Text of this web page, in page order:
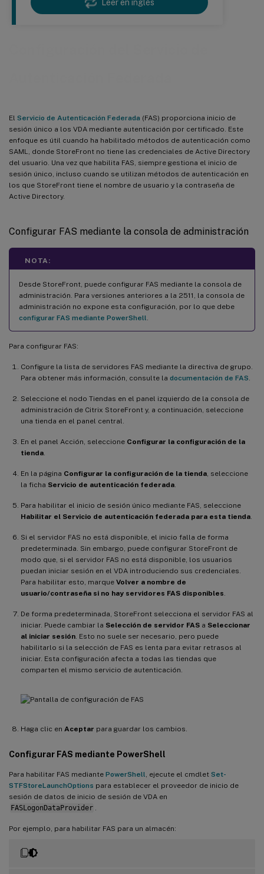
Leer en inglés
El Servicio de Autenticación Federada (FAS) proporciona inicio de
sesión único a los VDA mediante autenticación por certificado. Este
enfoque es útil cuando ha habilitado métodos de autenticación como
SAML, donde StoreFront no tiene las credenciales de Active Directory
del usuario. Una vez que habilita FAS, siempre gestiona el inicio de
sesión único, incluso cuando se utilizan métodos de autenticación en
los que StoreFront tiene el nombre de usuario y la contraseña de
Active Directory.
Configurar FAS mediante la consola de administración
NOTA:
Desde StoreFront, puede configurar FAS mediante la consola de
administración. Para versiones anteriores a la 2511, la consola de
administración no expone esta configuración, por lo que debe
configurar FAS mediante PowerShell
Para configurar FAS:
Configure la lista de servidores FAS mediante la directiva de grupo.
Para obtener más información, consulte la documentación de FAS
Seleccione el nodo Tiendas en el panel izquierdo de la consola de
administración de Citrix StoreFront y, a continuación, seleccione
una tienda en el panel central.
En el panel Acción, seleccione Configurar la configuración de la
tienda
En la página Configurar la configuración de la tienda , seleccione
la ficha Servicio de autenticación federada
Para habilitar el inicio de sesión único mediante FAS, seleccione
Habilitar el Servicio de autenticación federada para esta tienda
Si el servidor FAS no está disponible, el inicio falla de forma
predeterminada. Sin embargo, puede configurar StoreFront de
modo que, si el servidor FAS no está disponible, los usuarios
puedan iniciar sesión en el VDA introduciendo sus credenciales.
Para habilitar esto, marque Volver a nombre de
usuario/contraseña si no hay servidores FAS disponibles
De forma predeterminada, StoreFront selecciona el servidor FAS al
iniciar. Puede cambiar la Selección de servidor FAS a Seleccionar
al iniciar sesión . Esto no suele ser necesario, pero puede
habilitarlo si la selección de FAS es lenta para evitar retrasos al
iniciar. Esta configuración afecta a todas las tiendas que
comparten el mismo servicio de autenticación.
Haga clic en Aceptar para guardar los cambios.
Configurar FAS mediante PowerShell
Para habilitar FAS mediante PowerShell , ejecute el cmdlet Set-
STFStoreLaunchOptions para establecer el proveedor de inicio de
sesión de datos de inicio de sesión de VDA en
FASLogonDataProvider
Por ejemplo, para habilitar FAS para un almacén: